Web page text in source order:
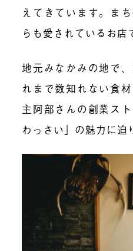
えてきています。ま
らも愛されているお店
地元みなかみの地で
れまで数知れない食
主阿部さんの創業ス
わっさい」の魅力に迫